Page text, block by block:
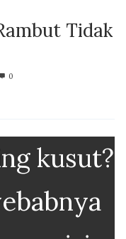
Tidak
0
kusut?